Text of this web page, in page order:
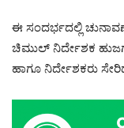
ಈ ಸಂದರ್ಭದಲ್ಲಿ
ಚಿಮುಲ್ ನಿರ್ದೇಶಕ
ಹಾಗೂ ನಿರ್ದೇಶಕರು